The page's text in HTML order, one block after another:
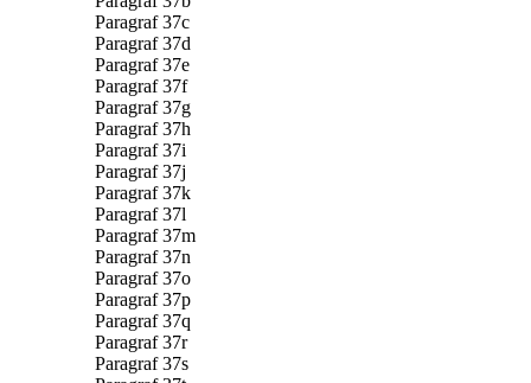
Paragraf 37c
Paragraf 37d
Paragraf 37e
Paragraf 37f
Paragraf 37g
Paragraf 37h
Paragraf 37i
Paragraf 37j
Paragraf 37k
Paragraf 37l
Paragraf 37m
Paragraf 37n
Paragraf 37o
Paragraf 37p
Paragraf 37q
Paragraf 37r
Paragraf 37s